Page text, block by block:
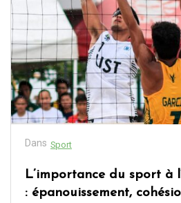
Dans Sport
L’importance du sport à
: épanouissement,